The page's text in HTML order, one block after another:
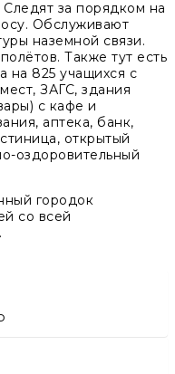
за порядком на
Обслуживают
наземной связи.
Также тут есть
на 825 учащихся с
ЗАГС, здания
с кафе и
аптека, банк,
открытый
оздоровительный
городок
со всей